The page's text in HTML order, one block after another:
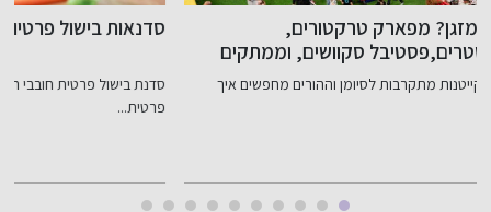
סדנאות בישול פרטיות ושירותי שף פרטי בצפון
סדנת בישול פרטית חובבי הבישול גסטרונומיה יכולים ליהנות מסדנת בישול